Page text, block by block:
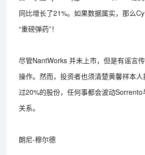
同比增长了21%。如果数据属实，那么
“重磅弹药”！
尽管NantWorks 并未上市，但是有谣言
操作。然而，投资者也须清楚黄馨祥本
过20%的股份，任何事都会波动
关系。
朗尼-穆尔德